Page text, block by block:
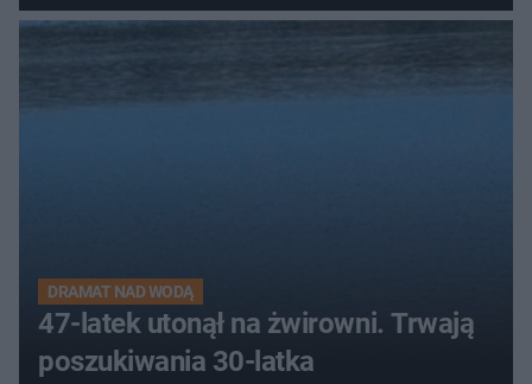
DRAMAT NAD WODĄ
47-latek utonął na żwirowni. Trwają
poszukiwania 30-latka